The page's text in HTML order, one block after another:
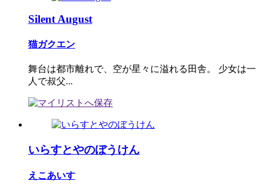
Silent August
猫ガクエン
舞台は都市離れで、空が星々に溢れる田舎。 少女は一
人で叔父...
いらすとやのぼうけん
えこあいす